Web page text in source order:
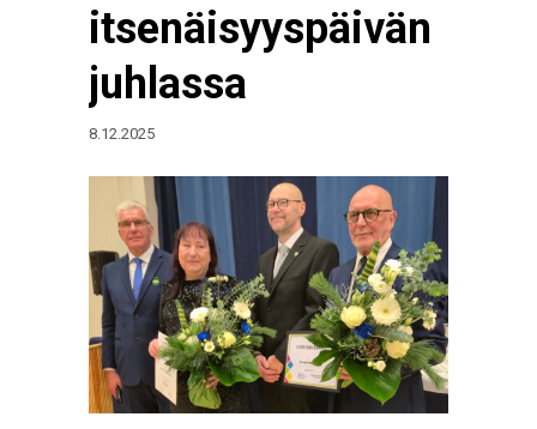
itsenäisyyspäivän
juhlassa
8.12.2025